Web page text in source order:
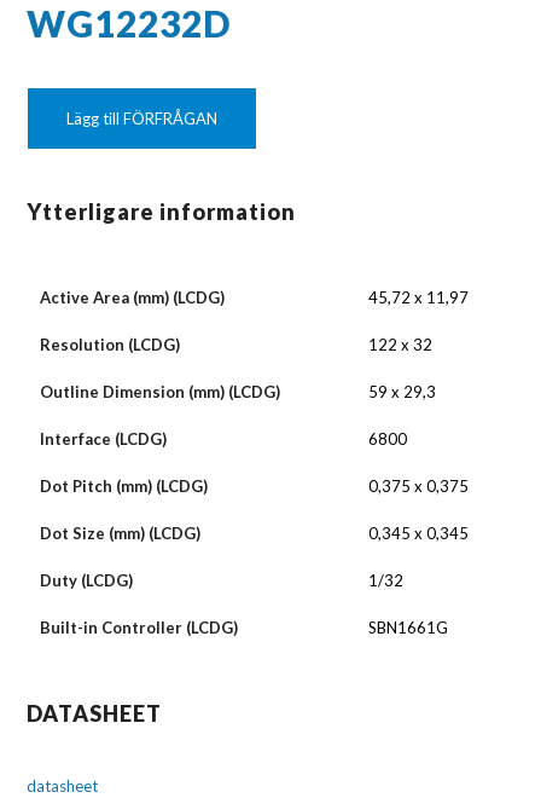
WG12232D
Lägg till FÖRFRÅGAN
Ytterligare information
Active Area (mm) (LCDG) 45,72 x 11,97
Resolution (LCDG) 122 x 32
Outline Dimension (mm) (LCDG) 59 x 29,3
Interface (LCDG) 6800
Dot Pitch (mm) (LCDG) 0,375 x 0,375
Dot Size (mm) (LCDG) 0,345 x 0,345
Duty (LCDG) 1/32
Built-in Controller (LCDG) SBN1661G
DATASHEET
datasheet